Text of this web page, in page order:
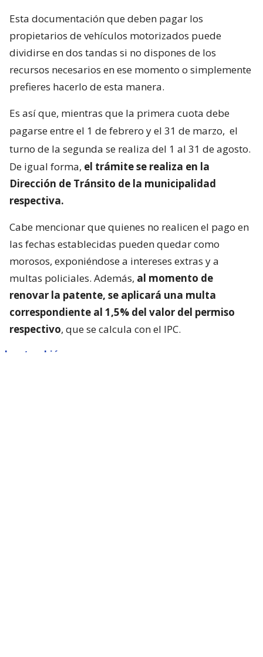
Esta documentación que deben pagar los
propietarios de vehículos motorizados puede
dividirse en dos tandas si no dispones de los
recursos necesarios en ese momento o simplemente
prefieres hacerlo de esta manera.
Es así que, mientras que la primera cuota debe
pagarse entre el 1 de febrero y el 31 de marzo, el
turno de la segunda se realiza del 1 al 31 de agosto.
De igual forma, el trámite se realiza en la
Dirección de Tránsito de la municipalidad
respectiva.
Cabe mencionar que quienes no realicen el pago en
las fechas establecidas pueden quedar como
morosos, exponiéndose a intereses extras y a
multas policiales. Además, al momento de
renovar la patente, se aplicará una multa
correspondiente al 1,5% del valor del permiso
respectivo, que se calcula con el IPC.
Lee también...